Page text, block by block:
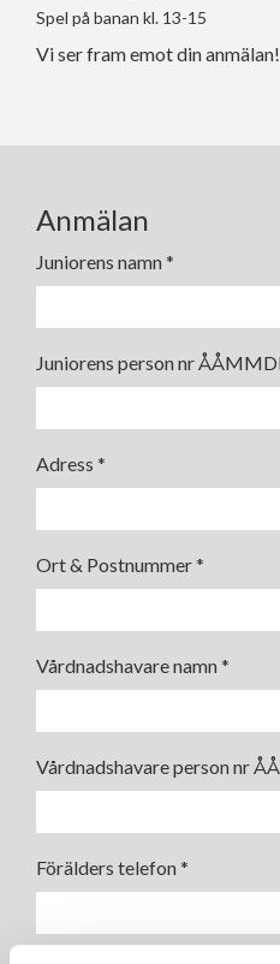
Spel på banan kl. 13-15
Vi ser fram emot din anmälan!
Anmälan
Juniorens namn*
Juniorens person nr
Adress *
Ort & Postnummer*
Vårdnadshavare namn*
Vårdnadshavare person nr
Förälders telefon*